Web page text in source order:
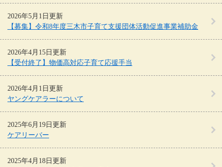
2026年5月1日更新
【募集】令和8年度三木市子育て支援団体活動促進事業補助金
2026年4月15日更新
【受付終了】物価高対応子育て応援手当
2026年4月1日更新
ヤングケアラーについて
2025年6月19日更新
ケアリーバー
2025年4月18日更新